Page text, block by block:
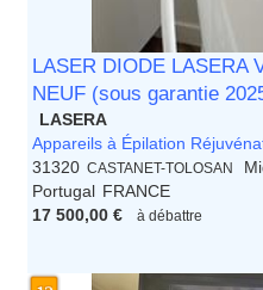
LASER DIODE LASERA
NEUF (sous garantie
LASERA
Appareils à Épilation
31320 CASTANET-TOLOSAN
Portugal FRANCE
17 500,00 €
à débattre